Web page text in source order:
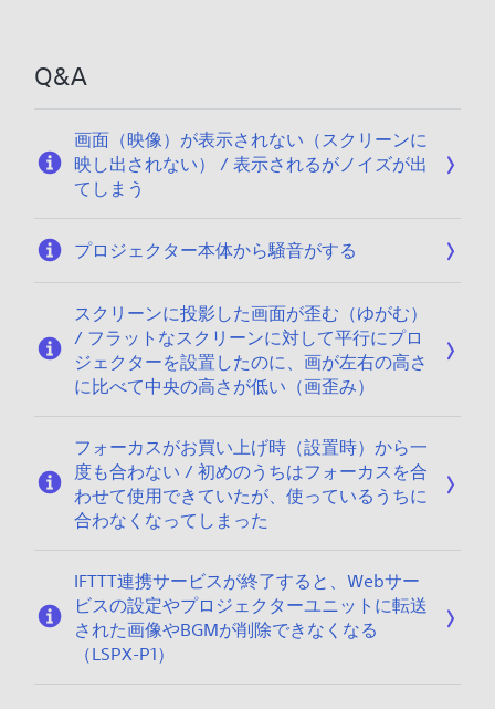
Q&A
画面（映像）が表示されない（スクリーンに
映し出されない） / 表示されるがノイズが出
てしまう
プロジェクター本体から騒音がする
スクリーンに投影した画面が歪む（ゆがむ）
/ フラットなスクリーンに対して平行にプロ
ジェクターを設置したのに、画が左右の高さ
に比べて中央の高さが低い（画歪み）
フォーカスがお買い上げ時（設置時）から一
度も合わない / 初めのうちはフォーカスを合
わせて使用できていたが、使っているうちに
合わなくなってしまった
IFTTT連携サービスが終了すると、Webサー
ビスの設定やプロジェクターユニットに転送
された画像やBGMが削除できなくなる
（LSPX-P1）